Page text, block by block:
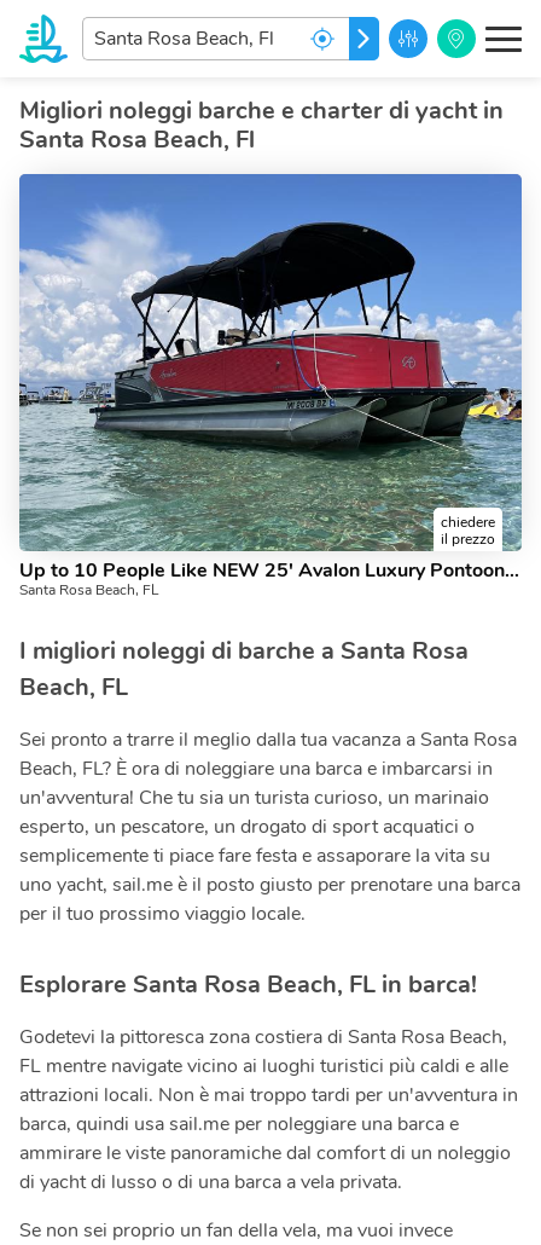
Inserisci
la
PARTIRE
Migliori noleggi barche e charter di yacht in
Santa Rosa Beach, Fl
chiedere
il prezzo
Up to 10 People Like NEW 25' Avalon Luxury Pontoon in Santa Rosa Beach/Destin, FL #1 Luxury Pontoon Charter
Santa Rosa Beach, FL
I migliori noleggi di barche a Santa Rosa
Beach, FL
Sei pronto a trarre il meglio dalla tua vacanza a Santa Rosa
Beach, FL? È ora di noleggiare una barca e imbarcarsi in
un'avventura! Che tu sia un turista curioso, un marinaio
esperto, un pescatore, un drogato di sport acquatici o
semplicemente ti piace fare festa e assaporare la vita su
uno yacht, sail.me è il posto giusto per prenotare una barca
per il tuo prossimo viaggio locale.
Esplorare Santa Rosa Beach, FL in barca!
Godetevi la pittoresca zona costiera di Santa Rosa Beach,
FL mentre navigate vicino ai luoghi turistici più caldi e alle
attrazioni locali. Non è mai troppo tardi per un'avventura in
barca, quindi usa sail.me per noleggiare una barca e
ammirare le viste panoramiche dal comfort di un noleggio
di yacht di lusso o di una barca a vela privata.
Se non sei proprio un fan della vela, ma vuoi invece